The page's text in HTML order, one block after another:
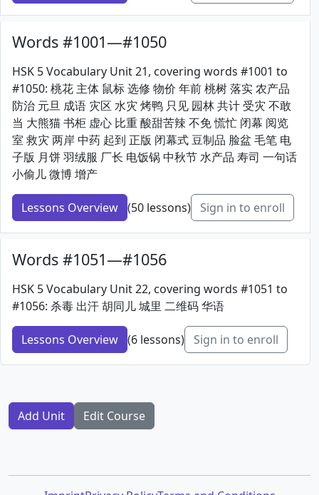
Words #1001—#1050
HSK 5 Vocabulary Unit 21, covering words #1001 to
#1050: 桃花 主体 鼠标 选修 物价 年前 桃树 落实 农产品
防治 元旦 成语 灾区 水灾 烤鸭 只见 园林 共计 受灾 不敢
当 大熊猫 书柜 虚心 比重 酸甜苦辣 不免 慌忙 闭幕 阅览
室 救灾 两岸 中药 起到 正版 闭幕式 豆制品 脸盆 毛笔 电
子版 月饼 羽绒服 厂长 电饭锅 中秋节 水产品 寿司 一句话
小偷儿 微博 增产
Lessons Overview (50 lessons) Sign in to enroll
Words #1051—#1056
HSK 5 Vocabulary Unit 22, covering words #1051 to
#1056: 杀毒 出汗 胡同儿 城里 二维码 华语
Lessons Overview (6 lessons) Sign in to enroll
Add Unit Edit Course